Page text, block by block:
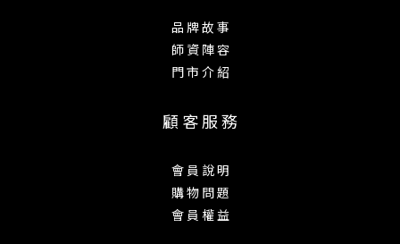
品 牌 故 事
師 資 陣 容
門 市 介 紹
顧 客 服 務
會 員 說 明
購 物 問 題
會 員 權 益